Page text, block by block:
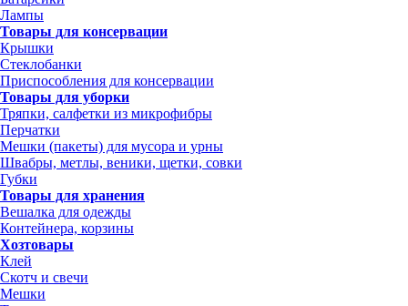
Лампы
Товары для консервации
Крышки
Стеклобанки
Приспособления для консервации
Товары для уборки
Тряпки, салфетки из микрофибры
Перчатки
Мешки (пакеты) для мусора и урны
Швабры, метлы, веники, щетки, совки
Губки
Товары для хранения
Вешалка для одежды
Контейнера, корзины
Хозтовары
Клей
Скотч и свечи
Мешки